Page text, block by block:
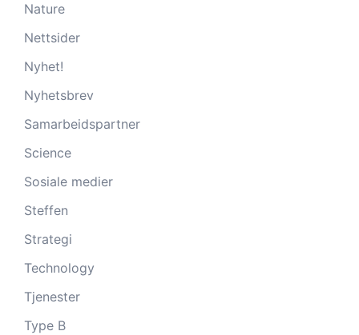
Nature
Nettsider
Nyhet!
Nyhetsbrev
Samarbeidspartner
Science
Sosiale medier
Steffen
Strategi
Technology
Tjenester
Type B